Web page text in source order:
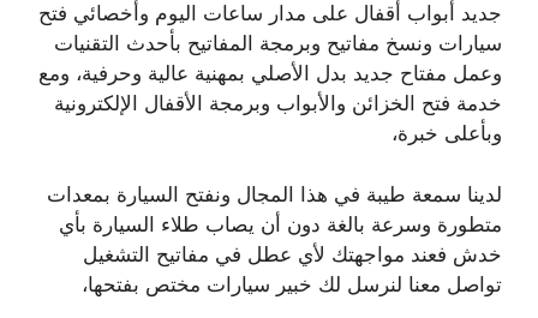
جديد أبواب أقفال على مدار ساعات اليوم وأخصائي فتح
سيارات ونسخ مفاتيح وبرمجة المفاتيح بأحدث التقنيات
وعمل مفتاح جديد بدل الأصلي بمهنية عالية وحرفية، ومع
خدمة فتح الخزائن والأبواب وبرمجة الأقفال الإلكترونية
وبأعلى خبرة،
لدينا سمعة طيبة في هذا المجال ونفتح السيارة بمعدات
متطورة وسرعة بالغة دون أن يصاب طلاء السيارة بأي
خدش فعند مواجهتك لأي عطل في مفاتيح التشغيل
تواصل معنا لنرسل لك خبير سيارات مختص بفتحها،